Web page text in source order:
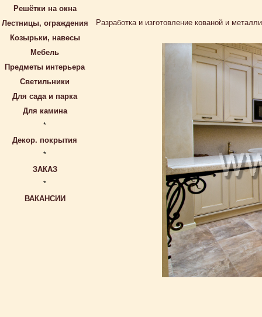
Решётки на окна
Лестницы, ограждения
Козырьки, навесы
Мебель
Предметы интерьера
Светильники
Для сада и парка
Для камина
*
Декор. покрытия
*
ЗАКАЗ
*
ВАКАНСИИ
Разработка и изготовление кованой и